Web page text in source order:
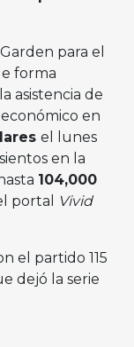
para el
forma
asistencia de
en
el lunes
en la
104,000
portal
Vivid
el partido 115
dejó la serie